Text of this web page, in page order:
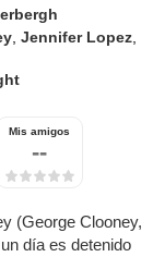
,Jennifer Lopez
Mis amigos
--
(George Clooney,
día es detenido